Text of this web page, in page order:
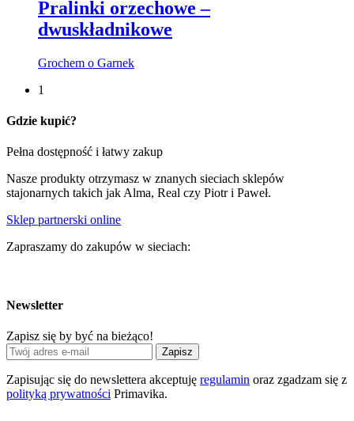
Pralinki orzechowe –
dwuskładnikowe
Grochem o Garnek
1
Gdzie kupić?
Pełna dostępność i łatwy zakup
Nasze produkty otrzymasz w znanych sieciach sklepów
stajonarnych takich jak Alma, Real czy Piotr i Paweł.
Sklep partnerski online
Zapraszamy do zakupów w sieciach:
Newsletter
Zapisz się by być na bieżąco!
Zapisz
Zapisując się do newslettera akceptuję regulamin oraz zgadzam się z
polityką prywatności Primavika.